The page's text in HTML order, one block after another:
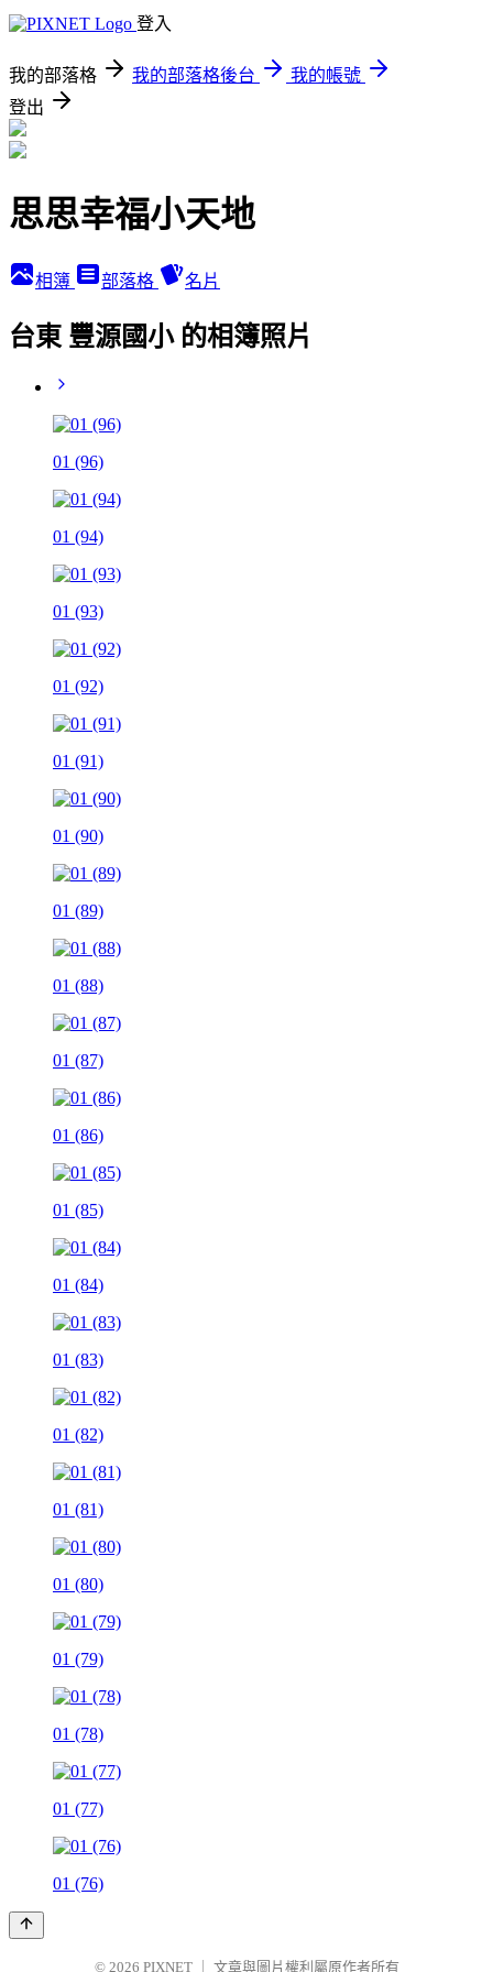
登入
我的部落格 我的部落格後台
我的帳號
登出
思思幸福小天地
相簿 部落格 名片
台東 豐源國小 的相簿照片
01 (96)
01 (94)
01 (93)
01 (92)
01 (91)
01 (90)
01 (89)
01 (88)
01 (87)
01 (86)
01 (85)
01 (84)
01 (83)
01 (82)
01 (81)
01 (80)
01 (79)
01 (78)
01 (77)
01 (76)
© 2026 PIXNET 文章與圖片權利屬原作者所有